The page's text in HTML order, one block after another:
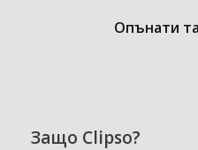
Опънати
Защо Clipso?